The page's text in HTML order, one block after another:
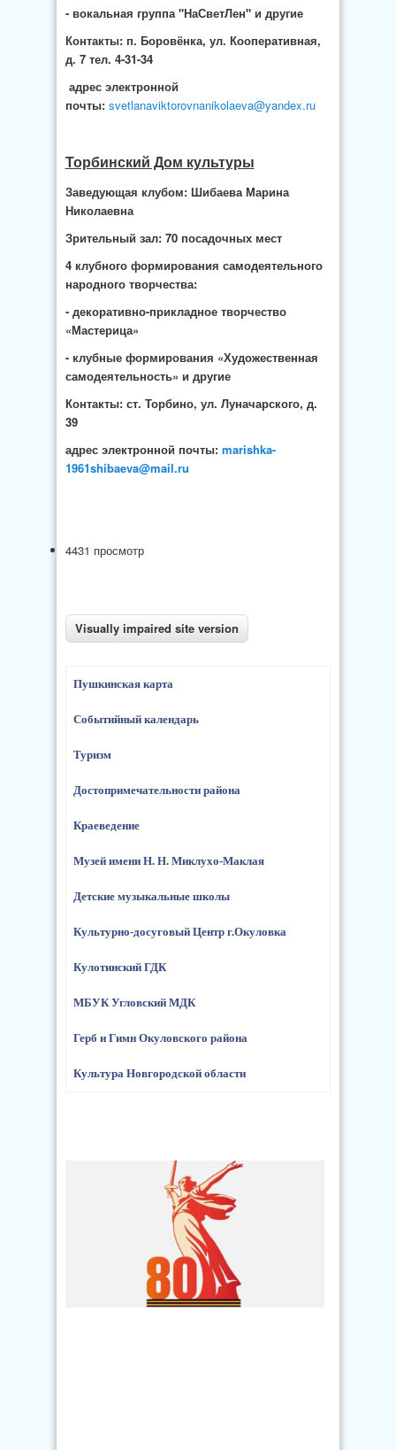
- вокальная группа "НаСветЛен" и другие
Контакты: п. Боровёнка, ул. Кооперативная,
д. 7 тел. 4-31-34
адрес электронной
почты: svetlanaviktorovnanikolaeva@yandex.ru
Торбинский Дом культуры
Заведующая клубом: Шибаева Марина
Николаевна
Зрительный зал: 70 посадочных мест
4 клубного формирования самодеятельного
народного творчества:
- декоративно-прикладное творчество
«Мастерица»
- клубные формирования «Художественная
самодеятельность» и другие
Контакты: ст. Торбино, ул. Луначарского, д.
39
адрес электронной почты: marishka-
1961shibaeva@mail.ru
4431 просмотр
Пушкинская карта
Событийный календарь
Туризм
Достопримечательности района
Краеведение
Музей имени Н. Н. Миклухо-Маклая
Детские музыкальные школы
Культурно-досуговый Центр г.Окуловка
Кулотинский ГДК
МБУК Угловский МДК
Герб и Гимн Окуловского района
Культура Новгородской области